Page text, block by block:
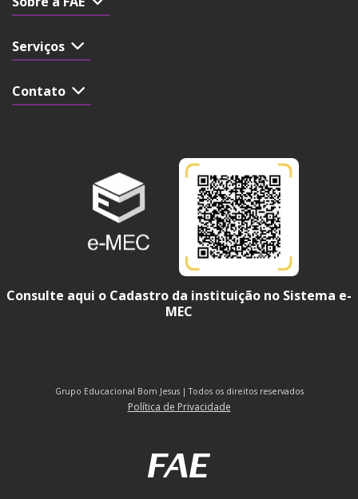
Serviços
Contato
Consulte aqui o Cadastro da instituição no Sistema e-
MEC
Grupo Educacional Bom Jesus | Todos os direitos reservados
Política de Privacidade